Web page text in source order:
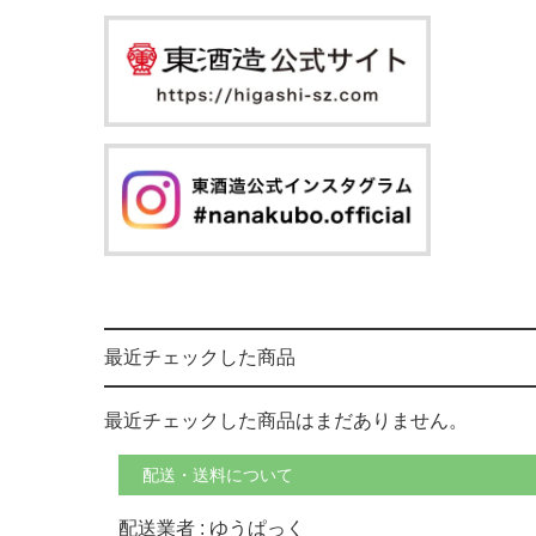
最近チェックした商品
最近チェックした商品はまだありません。
配送・送料について
配送業者 : ゆうぱっく